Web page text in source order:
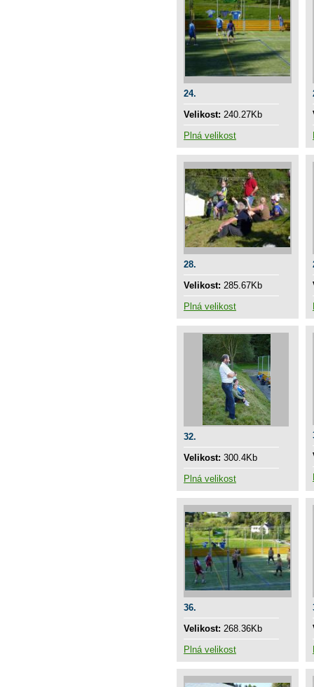
24.
Velikost: 240.27Kb
Plná velikost
28.
Velikost: 285.67Kb
Plná velikost
32.
Velikost: 300.4Kb
Plná velikost
36.
Velikost: 268.36Kb
Plná velikost